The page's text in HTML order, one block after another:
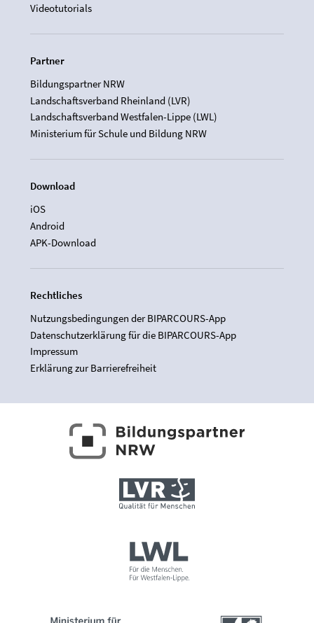
Videotutorials
Partner
Bildungspartner NRW
Landschaftsverband Rheinland (LVR)
Landschaftsverband Westfalen-Lippe (LWL)
Ministerium für Schule und Bildung NRW
Download
iOS
Android
APK-Download
Rechtliches
Nutzungsbedingungen der BIPARCOURS-App
Datenschutzerklärung für die BIPARCOURS-App
Impressum
Erklärung zur Barrierefreiheit